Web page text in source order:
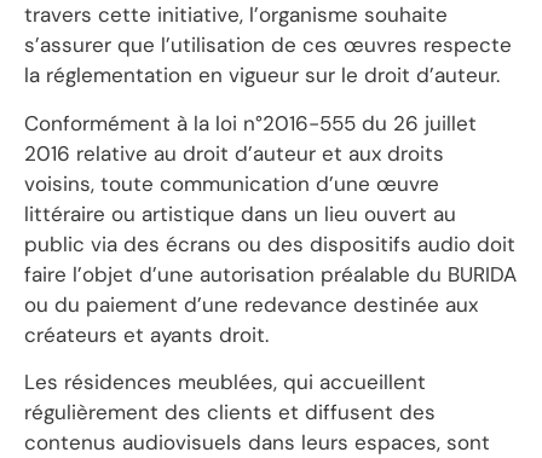
travers cette initiative, l’organisme souhaite
s’assurer que l’utilisation de ces œuvres respecte
la réglementation en vigueur sur le droit d’auteur.
Conformément à la loi n°2016-555 du 26 juillet
2016 relative au droit d’auteur et aux droits
voisins, toute communication d’une œuvre
littéraire ou artistique dans un lieu ouvert au
public via des écrans ou des dispositifs audio doit
faire l’objet d’une autorisation préalable du BURIDA
ou du paiement d’une redevance destinée aux
créateurs et ayants droit.
Les résidences meublées, qui accueillent
régulièrement des clients et diffusent des
contenus audiovisuels dans leurs espaces, sont